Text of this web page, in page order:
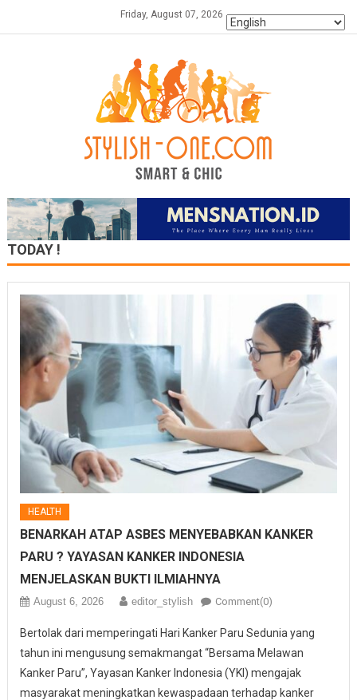
Friday, August 07, 2026
TODAY !
HEALTH
BENARKAH ATAP ASBES MENYEBABKAN KANKER
PARU ? YAYASAN KANKER INDONESIA
MENJELASKAN BUKTI ILMIAHNYA
August 6, 2026 editor_stylish Comment(0)
Bertolak dari memperingati Hari Kanker Paru Sedunia yang
tahun ini mengusung semakmangat “Bersama Melawan
Kanker Paru”, Yayasan Kanker Indonesia (YKI) mengajak
masyarakat meningkatkan kewaspadaan terhadap kanker